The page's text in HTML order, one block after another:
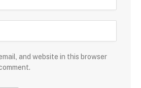
and website in this browser